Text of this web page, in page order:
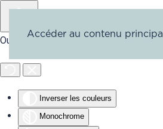
Outils d'accessibilité
Inverser les couleurs
Monochrome
Accéder au contenu principal